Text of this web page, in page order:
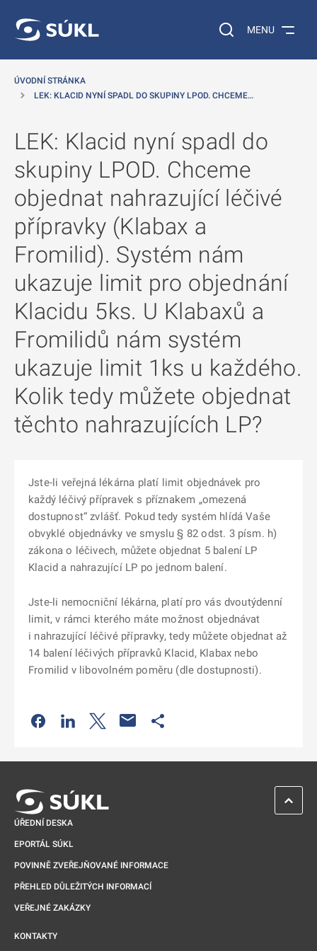
Vyhledávání na
MENU
ÚVODNÍ STRÁNKA
LEK: KLACID NYNÍ SPADL DO SKUPINY LPOD. CHCEME…
LEK: Klacid nyní spadl do
skupiny LPOD. Chceme
objednat nahrazující léčivé
přípravky (Klabax a
Fromilid). Systém nám
ukazuje limit pro objednání
Klacidu 5ks. U Klabaxů a
Fromilidů nám systém
ukazuje limit 1ks u každého.
Kolik tedy můžete objednat
těchto nahrazujících LP?
Jste-li veřejná lékárna platí limit objednávek pro
každý léčivý přípravek s příznakem „omezená
dostupnost“ zvlášť. Pokud tedy systém hlídá Vaše
obvyklé objednávky ve smyslu § 82 odst. 3 písm. h)
zákona o léčivech, můžete objednat 5 balení LP
Klacid a nahrazující LP po jednom balení.
Jste-li nemocniční lékárna, platí pro vás dvoutýdenní
limit, v rámci kterého máte možnost objednávat
i nahrazující léčivé přípravky, tedy můžete objednat až
14 balení léčivých přípravků Klacid, Klabax nebo
Fromilid v libovolném poměru (dle dostupnosti).
Odkaz se otevře na nové kartě
Odkaz se otevře na nové kartě
Odkaz se otevře na nové kartě
ÚŘEDNÍ DESKA
EPORTÁL SÚKL
POVINNĚ ZVEŘEJŇOVANÉ INFORMACE
PŘEHLED DŮLEŽITÝCH INFORMACÍ
VEŘEJNÉ ZAKÁZKY
KONTAKTY
ZPĚT